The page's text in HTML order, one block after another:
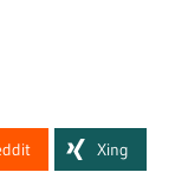
Xing